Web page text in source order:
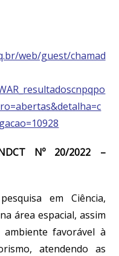
web/guest/chamad
Nº 20/2022 –
em Ciência,
área espacial, assim
favorável à
atendendo as